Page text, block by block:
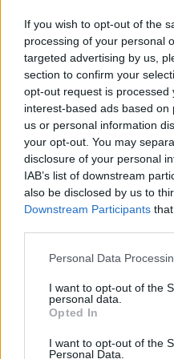
If you wish to opt-out of the
processing of your personal
targeted advertising by us,
section to confirm your
opt-out request is processed
interest-based ads based
us or personal information
your opt-out. You may
disclosure of your personal
IAB’s list of downstream
also be disclosed by us to
Downstream Participants
Please note that this
not limited to your visit or
grant or deny consent to
use your data for below
consent section.
Personal Data
I want to opt-out of the
personal data.
Opted In
I want to opt-out of the
Personal Data.
A Zarcóval történt baleset után
Ettől függetlenül
szerződések rendkívül